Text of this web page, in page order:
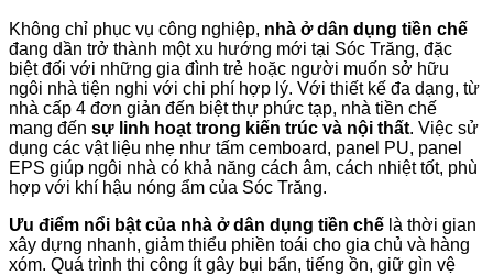
Không chỉ phục vụ công nghiệp, nhà ở dân dụng tiền chế
đang dần trở thành một xu hướng mới tại Sóc Trăng, đặc
biệt đối với những gia đình trẻ hoặc người muốn sở hữu
ngôi nhà tiện nghi với chi phí hợp lý. Với thiết kế đa dạng, từ
nhà cấp 4 đơn giản đến biệt thự phức tạp, nhà tiền chế
mang đến sự linh hoạt trong kiến trúc và nội thất. Việc sử
dụng các vật liệu nhẹ như tấm cemboard, panel PU, panel
EPS giúp ngôi nhà có khả năng cách âm, cách nhiệt tốt, phù
hợp với khí hậu nóng ẩm của Sóc Trăng.
Ưu điểm nổi bật của nhà ở dân dụng tiền chế là thời gian
xây dựng nhanh, giảm thiểu phiền toái cho gia chủ và hàng
xóm. Quá trình thi công ít gây bụi bẩn, tiếng ồn, giữ gìn vệ